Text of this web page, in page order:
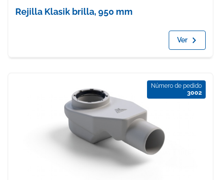
Rejilla Klasik brilla, 950 mm
Ver
Número de pedido
3002